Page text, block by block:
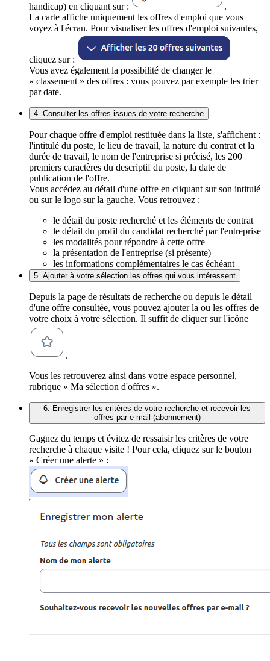
handicap) en cliquant sur :
.
La carte affiche uniquement les offres d'emploi que vous
voyez à l'écran. Pour visualiser les offres d'emploi suivantes,
cliquez sur :
Vous avez également la possibilité de changer le
« classement » des offres : vous pouvez par exemple les trier
par date.
4. Consulter les offres issues de votre recherche
Pour chaque offre d'emploi restituée dans la liste, s'affichent :
l'intitulé du poste, le lieu de travail, la nature du contrat et la
durée de travail, le nom de l'entreprise si précisé, les 200
premiers caractères du descriptif du poste, la date de
publication de l'offre.
Vous accédez au détail d'une offre en cliquant sur son intitulé
ou sur le logo sur la gauche. Vous retrouvez :
le détail du poste recherché et les éléments de contrat
le détail du profil du candidat recherché par l'entreprise
les modalités pour répondre à cette offre
la présentation de l'entreprise (si présente)
les informations complémentaires le cas échéant
5. Ajouter à votre sélection les offres qui vous intéressent
Depuis la page de résultats de recherche ou depuis le détail
d'une offre consultée, vous pouvez ajouter la ou les offres de
votre choix à votre sélection. Il suffit de cliquer sur l'icône
.
Vous les retrouverez ainsi dans votre espace personnel,
rubrique « Ma sélection d'offres ».
6. Enregistrer les critères de votre recherche et recevoir les
offres par e-mail (abonnement)
Gagnez du temps et évitez de ressaisir les critères de votre
recherche à chaque visite ! Pour cela, cliquez sur le bouton
« Créer une alerte » :